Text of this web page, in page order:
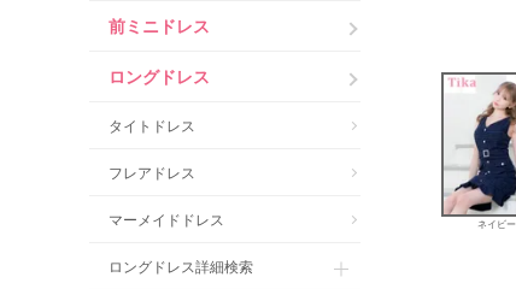
前ミニドレス
ロングドレス
タイトドレス
フレアドレス
マーメイドドレス
ロングドレス詳細検索
ネイビー